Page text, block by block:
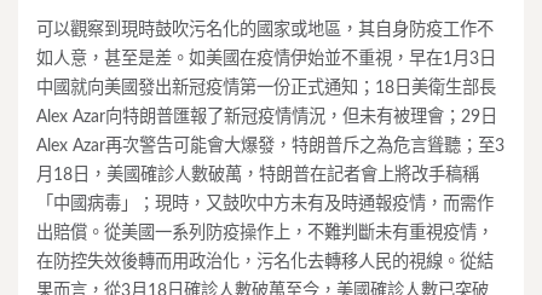
可以觀察到現時鼓吹污名化的國家或地區，其自身防疫工作不
如人意，甚至是差。如美國在疫情伊始並不重視，早在1月3日
中國就向美國發出新冠疫情第一份正式通知；18日美衛生部長
Alex Azar向特朗普匯報了新冠疫情情況，但未有被理會；29日
Alex Azar再次警告可能會大爆發，特朗普斥之為危言聳聽；至3
月18日，美國確診人數破萬，特朗普在記者會上將改手稿稱
「中國病毒」；現時，又鼓吹中方未有及時通報疫情，而需作
出賠償。從美國一系列防疫操作上，不難判斷未有重視疫情，
在防控失效後轉而用政治化，污名化去轉移人民的視線。從結
果而言，從3月18日確診人數破萬至今，美國確診人數已突破